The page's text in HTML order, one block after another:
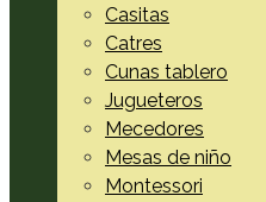
Casitas
Catres
Cunas tablero
Jugueteros
Mecedores
Mesas de niño
Montessori